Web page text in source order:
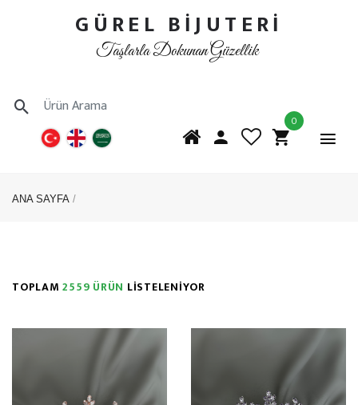
GÜREL BİJUTERİ
Taşlarla Dokunan Güzellik
0
ANA SAYFA
TOPLAM2559 ÜRÜN LİSTELENİYOR